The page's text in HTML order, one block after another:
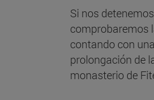
Si nos
comprobaremos
contando con
prolongación de
monasterio de